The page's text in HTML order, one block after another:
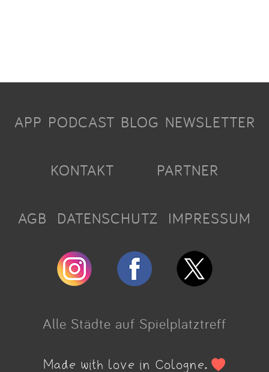
APP PODCAST BLOG NEWSLETTER
KONTAKT PARTNER
AGB DATENSCHUTZ IMPRESSUM
Alle Städte auf Spielplatztreff
Made with love in Cologne.